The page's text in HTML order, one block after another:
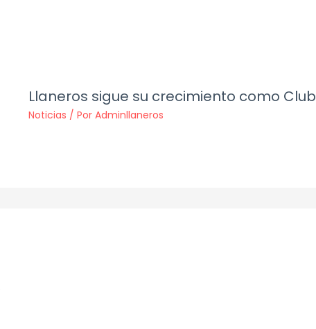
Llaneros sigue su crecimiento como Club
Noticias / Por Adminllaneros